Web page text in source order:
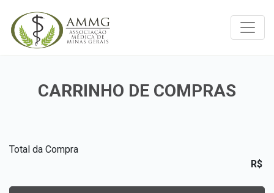
CARRINHO DE COMPRAS
Total da Compra
R$